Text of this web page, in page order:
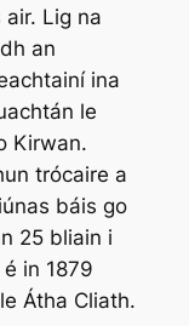
Lig na
an
ina
le
Kirwan.
trócaire a
báis go
25 bliain i
in 1879
Átha Cliath.